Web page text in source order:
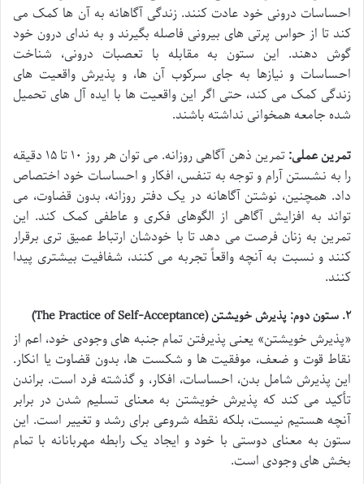
احساسات درونی خود عادت کنند. زندگی آگاهانه به آن ها کمک می
کند تا از حواس پرتی های بیرونی فاصله بگیرند و به ندای درون خود
گوش دهند. این ستون به مقابله با تعصبات درونی، شناخت
احساسات و نیازها به جای سرکوب آن ها، و پذیرش واقعیت های
زندگی کمک می کند، حتی اگر این واقعیت ها با ایده آل های تحمیل
شده جامعه همخوانی نداشته باشند.
تمرین عملی:
تمرین ذهن آگاهی روزانه. می توان هر روز ۱۰ تا ۱۵ دقیقه
را به نشستن آرام و توجه به تنفس، افکار و احساسات خود اختصاص
داد. همچنین، نوشتن آگاهانه در یک دفتر روزانه، بدون قضاوت، می
تواند به افزایش آگاهی از الگوهای فکری و عاطفی کمک کند. این
تمرین به زنان فرصت می دهد تا با خودشان ارتباط عمیق تری برقرار
کنند و نسبت به آنچه واقعاً تجربه می کنند، شفافیت بیشتری پیدا
کنند.
۲. ستون دوم: پذیرش خویشتن (The Practice of Self-Acceptance)
«پذیرش خویشتن» یعنی پذیرفتن تمام جنبه های وجودی خود، اعم از
نقاط قوت و ضعف، موفقیت ها و شکست ها، بدون قضاوت یا انکار.
این پذیرش شامل بدن، احساسات، افکار، و گذشته فرد است. براندن
تأکید می کند که پذیرش خویشتن به معنای تسلیم شدن در برابر
آنچه هستیم نیست، بلکه نقطه شروعی برای رشد و تغییر است. این
ستون به معنای دوستی با خود و ایجاد یک رابطه مهربانانه با تمام
بخش های وجودی است.